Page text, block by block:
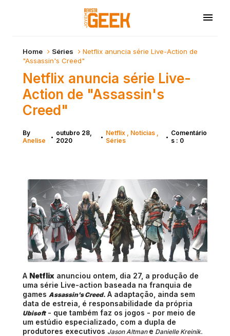
Home Séries
Netflix anuncia série Live-Action de
"Assassin's Creed"
Netflix anuncia série Live-
Action de "Assassin's
Creed"
By
Anelise
• outubro 28,
2020
• Netflix
Notícias
Séries
• Comentário
s : 0
A Netflix anunciou ontem, dia 27, a produção de
uma série Live-action baseada na franquia de
games Assassin's Creed. A adaptação, ainda sem
data de estreia, é responsabilidade da própria
Ubisoft- que também faz os jogos - por meio de
um estúdio especializado, com a dupla de
produtores executivos Jason Altman e Danielle Kreinik.